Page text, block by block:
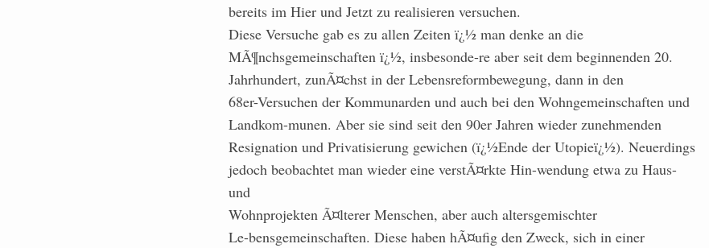
bereits im Hier und Jetzt zu realisieren versuchen.
Diese Versuche gab es zu allen Zeiten ï¿½ man denke an die
MÃ¶nchsgemeinschaften ï¿½, insbesonde-re aber seit dem beginnenden 20.
Jahrhundert, zunÃ¤chst in der Lebensreformbewegung, dann in den
68er-Versuchen der Kommunarden und auch bei den Wohngemeinschaften und
Landkom-munen. Aber sie sind seit den 90er Jahren wieder zunehmenden
Resignation und Privatisierung gewichen (ï¿½Ende der Utopieï¿½). Neuerdings
jedoch beobachtet man wieder eine verstÃ¤rkte Hin-wendung etwa zu Haus-
und
Wohnprojekten Ã¤lterer Menschen, aber auch altersgemischter
Le-bensgemeinschaften. Diese haben hÃ¤ufig den Zweck, sich in einer